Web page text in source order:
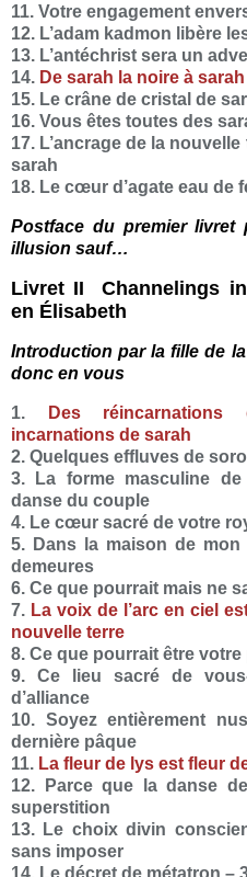
11. Votre engagement
12. L’adam kadmon libère
13. L’antéchrist sera un
14. De sarah la noire à
15. Le crâne de cristal de
16. Vous êtes toutes des
17. L’ancrage de la
sarah
18. Le cœur d’agate eau de
Postface du premier livret
illusion sauf…
Livret II Channelings
en Élisabeth
Introduction par la fille de
donc en vous
1. Des réincarnations
incarnations de sarah
2. Quelques effluves de
3. La forme masculine
danse du couple
4. Le cœur sacré de votre
5. Dans la maison de
demeures
6. Ce que pourrait mais ne
7. La voix de l’arc en ciel
nouvelle terre
8. Ce que pourrait être votre
9. Ce lieu sacré de
d’alliance
10. Soyez entièrement
dernière pâque
11. La fleur de lys est fleur
12. Parce que la danse
superstition
13. Le choix divin
sans imposer
14. Le décret de métatron –